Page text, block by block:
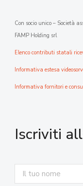
Con socio unico – Società
FAMP Holding srl
Elenco contributi statali
Informativa estesa
Informativa fornitori e
Iscriviti